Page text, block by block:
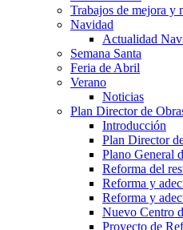
Trabajos de mejora y
Navidad
Actualidad
Semana Santa
Feria de Abril
Verano
Noticias
Plan Director de
Introducción
Plan Director
Plano General
Reforma del
Reforma y
Reforma y
Nuevo Centro
Proyecto de